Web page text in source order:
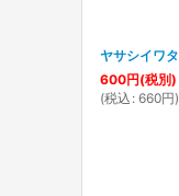
ヤサシイワ
600円(税別)
(税込 : 660円)